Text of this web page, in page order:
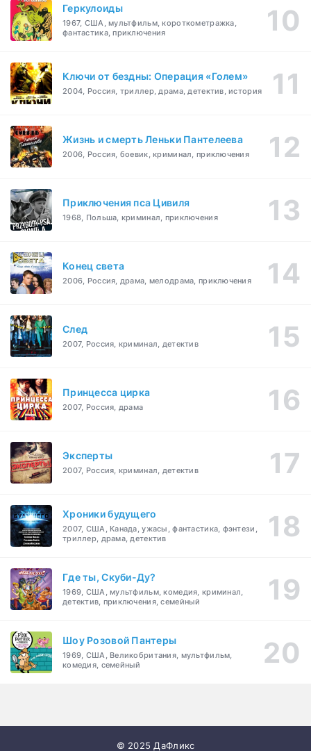
Геркулоиды
1967, США, мультфильм, короткометражка,
фантастика, приключения
Ключи от бездны: Операция «Голем»
2004, Россия, триллер, драма, детектив, история
Жизнь и смерть Леньки Пантелеева
2006, Россия, боевик, криминал, приключения
Приключения пса Цивиля
1968, Польша, криминал, приключения
Конец света
2006, Россия, драма, мелодрама, приключения
След
2007, Россия, криминал, детектив
Принцесса цирка
2007, Россия, драма
Эксперты
2007, Россия, криминал, детектив
Хроники будущего
2007, США, Канада, ужасы, фантастика, фэнтези,
триллер, драма, детектив
Где ты, Скуби-Ду?
1969, США, мультфильм, комедия, криминал,
детектив, приключения, семейный
Шоу Розовой Пантеры
1969, США, Великобритания, мультфильм,
комедия, семейный
© 2025 ДаФликс